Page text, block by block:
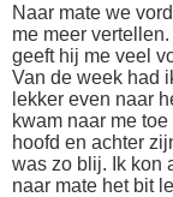
Naar mate we
me meer
geeft hij me veel
Van de week had
lekker even naar
kwam naar me
hoofd en achter
was zo blij. Ik kon
naar mate het bit